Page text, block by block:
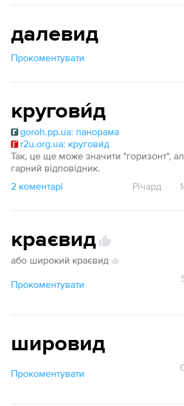
далевид
Прокоментувати
кругови́д
goroh.pp.ua: панорама
r2u.org.ua: кругови́д
Так, це ще може значити "горизонт",
гарний відповідник.
2 коментарі
Річард
краєвид
або широкий краєвид
Прокоментувати
шировид
Прокоментувати